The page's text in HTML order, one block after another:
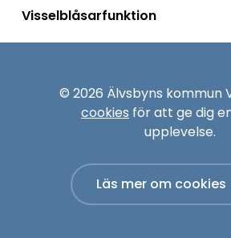
Visselblåsarfunktion
© 2026 Älvsbyns kommun
cookies för att ge dig
upplevelse.
Läs mer om cookies